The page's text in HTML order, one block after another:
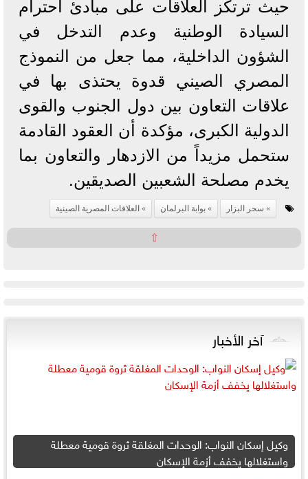
حيث ترتكز العلاقات على مبادئ احترام
السيادة الوطنية وعدم التدخل في
الشؤون الداخلية، مما جعل من النموذج
المصري الصيني قدوة يحتذى بها في
علاقات التعاون بين دول الجنوب والقوى
الدولية الكبرى، مؤكدة أن العقود القادمة
ستحمل مزيداً من الازدهار والتعاون بما
يخدم مصلحة الشعبين الصديقين.
سحر البزار بوابة البرلمان العلاقات المصرية الصينية
⇧
آخر الأخبار
وكيل إسكان النواب: الوحدات المغلقة ثروة قومية معطلة
واستغلالها يخفف أزمة الإسكان